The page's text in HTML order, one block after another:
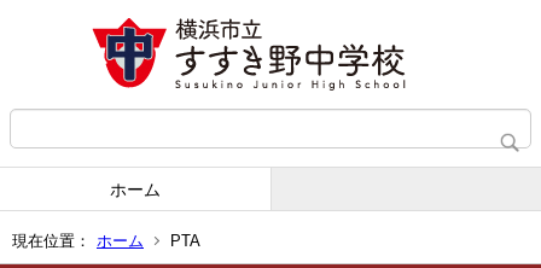
ホーム
現在位置： ホーム PTA